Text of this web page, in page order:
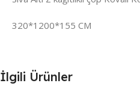
320*1200*155 CM
İlgili Ürünler